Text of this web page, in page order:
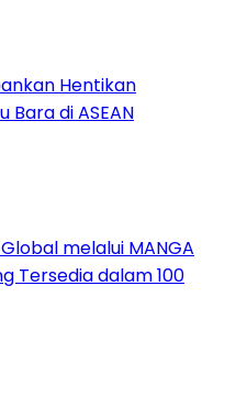
Hentikan
di ASEAN
melalui MANGA
Tersedia dalam 100